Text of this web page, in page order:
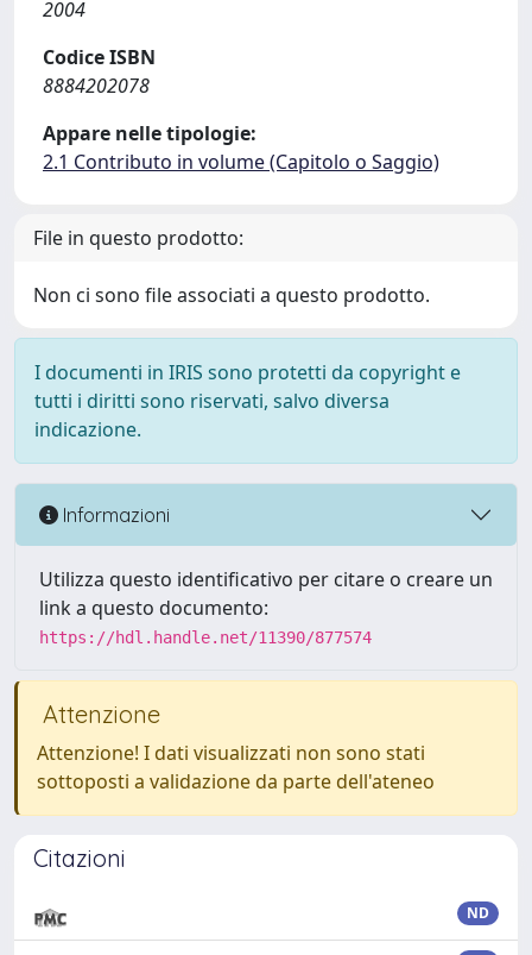
2004
Codice ISBN
8884202078
Appare nelle tipologie:
2.1 Contributo in volume (Capitolo o Saggio)
File in questo prodotto:
Non ci sono file associati a questo prodotto.
I documenti in IRIS sono protetti da copyright e
tutti i diritti sono riservati, salvo diversa
indicazione.
Informazioni
Utilizza questo identificativo per citare o creare un
link a questo documento:
https://hdl.handle.net/11390/877574
Attenzione
Attenzione! I dati visualizzati non sono stati
sottoposti a validazione da parte dell'ateneo
Citazioni
ND